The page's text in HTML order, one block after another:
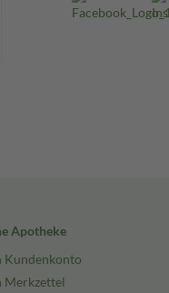
Apotheke
Kundenkonto
Merkzettel